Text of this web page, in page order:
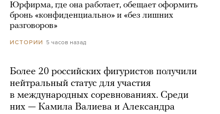
Юрфирма, где она работает, обещает оформить
бронь «конфиденциально» и «без лишних
разговоров»
ИСТОРИИ 5 часов назад
Более 20 российских фигуристов получили
нейтральный статус для участия
в международных соревнованиях. Среди
них — Камила Валиева и Александра